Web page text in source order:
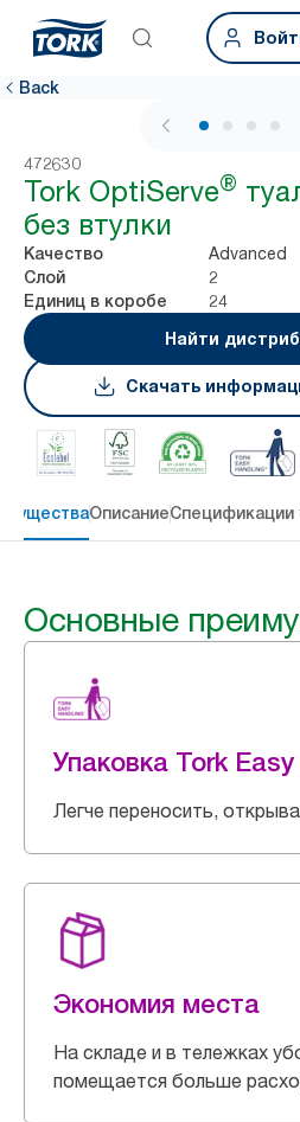
Back
1 / 4
472630
Tork OptiServe®
без втулки
Качество Advanced
Слой 2
Единиц в коробе
24
Найти
Скачать
ОписаниеСпецификации
Основные
Упаковка Tork
Легче переносить,
Экономия места
На складе и в тележках
помещается больше